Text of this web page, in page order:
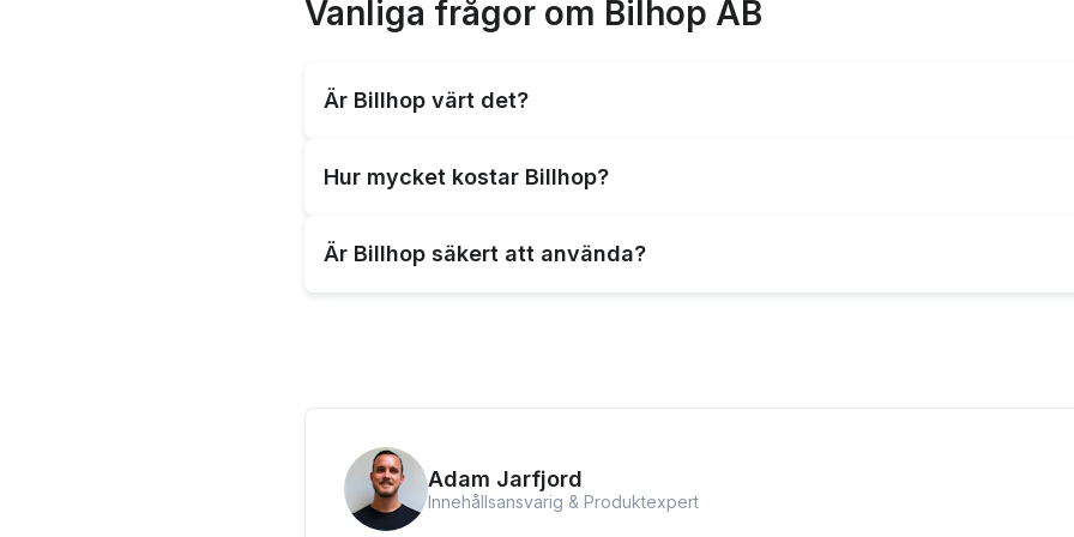
Vanliga frågor om Bilhop AB
Är Billhop värt det?
företag som vill förbättra sitt kapital och effektivisera sina betalningsprocesser.
Hur mycket kostar Billhop?
Företagskunder betalar 2,5 % per transaktion och privat kunder betalar 3,5 % per
Är Billhop säkert att använda?
Adam Jarfjord
Innehållsansvarig & Produktexpert